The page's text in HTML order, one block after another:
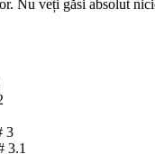
Nu veți găsi absolut
3
3.1